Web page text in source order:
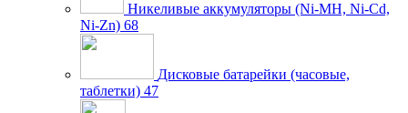
Никеливые аккумуляторы (Ni-MH, Ni-Cd,
Ni-Zn) 68
Дисковые батарейки (часовые,
таблетки) 47